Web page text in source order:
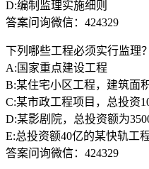
D:编制监理实施细则
答案问询微信：424329
下列哪些工程必须实行监理
A:国家重点建设工程
B:某住宅小区工程，建筑面
C:某市政工程项目，总投资
D:某影剧院，总投资额为
E:总投资额40亿的某快轨工
答案问询微信：424329